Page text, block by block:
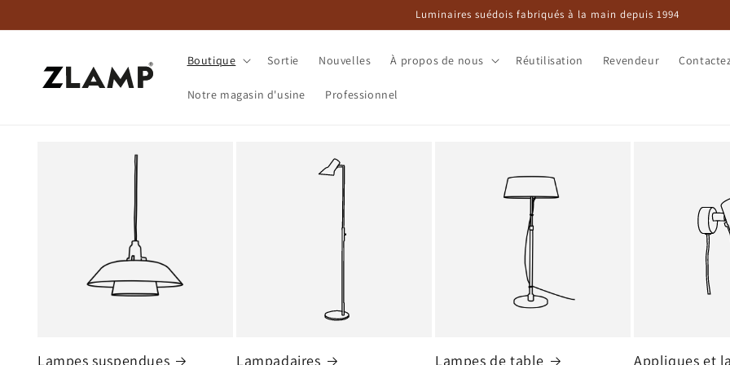
au
Luminaires suédois fabriqués à la main depuis 1994
Boutique Sortie Nouvelles À propos de nous Réutilisation Revendeur
Notre magasin d'usine Professionnel
Lampes suspendues Lampadaires Lampes de table
Appliques et